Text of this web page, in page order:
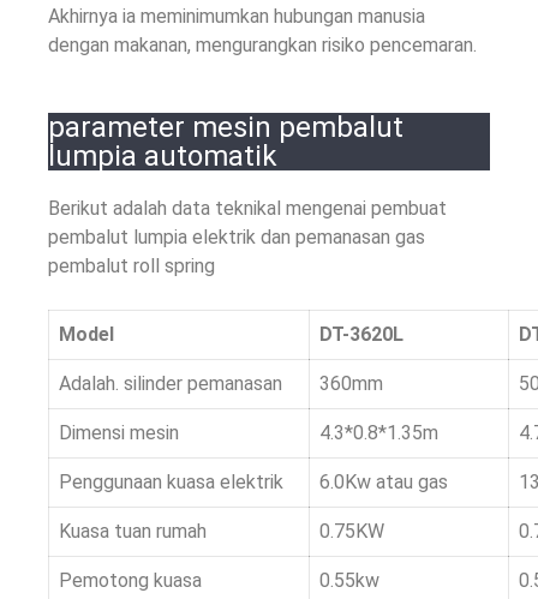
Akhirnya ia meminimumkan hubungan manusia
dengan makanan, mengurangkan risiko pencemaran.
parameter mesin pembalut
lumpia automatik
Berikut adalah data teknikal mengenai pembuat
pembalut lumpia elektrik dan pemanasan gas
pembalut roll spring
Model DT-3620L
Adalah. silinder pemanasan 360mm
Dimensi mesin 4.3*0.8*1.35m
Penggunaan kuasa elektrik 6.0Kw atau gas
Kuasa tuan rumah 0.75KW
Pemotong kuasa 0.55kw